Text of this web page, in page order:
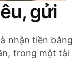
gửi
nhận tiền bằng
trong một tài